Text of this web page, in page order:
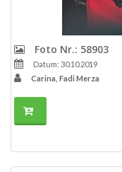
Foto Nr.: 58903
Datum: 30.10.2019
Carina, Fadi Merza